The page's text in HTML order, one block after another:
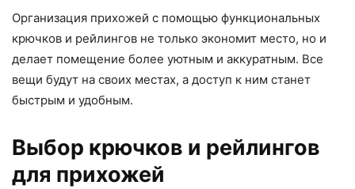
Организация прихожей с помощью функциональных
крючков и рейлингов не только экономит место, но и
делает помещение более уютным и аккуратным. Все
вещи будут на своих местах, а доступ к ним станет
быстрым и удобным.
Выбор крючков и рейлингов
для прихожей